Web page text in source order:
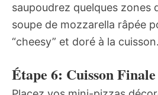
saupoudrez quelques zones
soupe de mozzarella râpée
“cheesy” et doré à la cuisson.
Étape 6: Cuisson Finale